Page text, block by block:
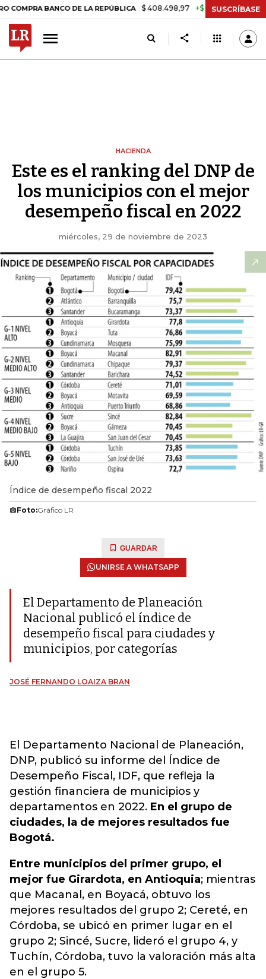
BANCO DE LA REPÚBLICA $ 408.498,97 +$ 8.753,81 +2,19%
SUSCRÍBASE
HACIENDA
Este es el ranking del DNP de
los municipios con el mejor
desempeño fiscal en 2022
miércoles, 29 de noviembre de 2023
Índice de desempeño fiscal 2022
Foto:Gráfico LR
GUARDAR
UNIRSE A WHATSAPP
El Departamento de Planeación
Nacional publicó el índice de
desempeño fiscal para ciudades y
municipios, por categorías
JOSÉ FERNANDO LOAIZA BRAN
El Departamento Nacional de Planeación,
DNP, publicó su informe del Índice de
Desempeño Fiscal, IDF, que refleja la
gestión financiera de municipios y
departamentos en 2022. En el grupo de
ciudades, la de mejores resultados fue
Bogotá.
Entre municipios del primer grupo, el
mejor fue Girardota, en Antioquia; mientras
que Macanal, en Boyacá, obtuvo los
mejores resultados del grupo 2; Cereté, en
Córdoba, se ubicó en primer lugar en el
grupo 2; Sincé, Sucre, lideró el grupo 4, y
Tuchín, Córdoba, tuvo la valoración más alta
en el grupo 5.